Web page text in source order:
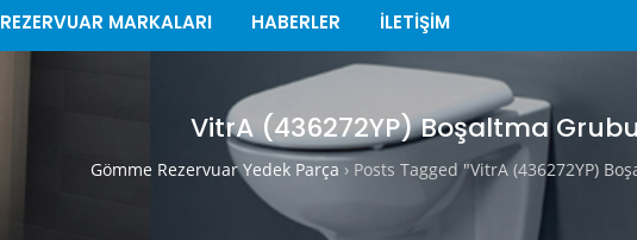
REZERVUAR MARKALARI HABERLER İLETİŞİM
VitrA (436272YP) Boşaltma Grubu
Gömme Rezervuar Yedek Parça › Posts Tagged "VitrA (436272YP)